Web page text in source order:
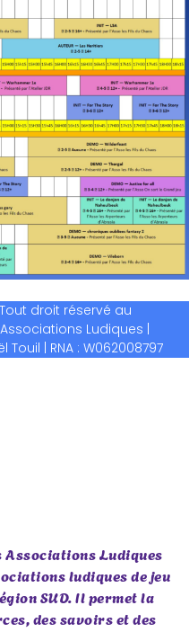
droit réservé au
Ludiques |
| RNA : W062008797
Associations Ludiques
ludiques de jeu
SUD. Il permet la
des savoirs et des